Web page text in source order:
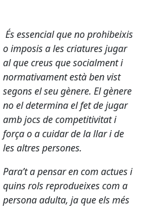
És essencial que no prohibeixis
o imposis a les criatures jugar
al que creus que socialment i
normativament està ben vist
segons el seu gènere. El gènere
no el determina el fet de jugar
amb jocs de competitivitat i
força o a cuidar de la llar i de
les altres persones.
Para’t a pensar en com actues i
quins rols reprodueixes com a
persona adulta, ja que els més